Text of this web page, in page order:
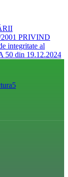
PRIVIND
integritate al
din 19.12.2024